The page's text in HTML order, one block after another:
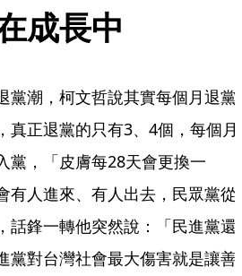
成長中
黨潮，柯文哲說其實每個月退黨
真正退黨的只有3、4個，每個月
黨，「皮膚每28天會更換一
有人進來、有人出去，民眾黨從
話鋒一轉他突然說：「民進黨還
黨對台灣社會最大傷害就是讓善